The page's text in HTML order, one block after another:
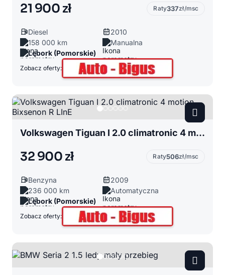
21 900 zł Raty337zł/msc
Diesel
2010
158 000 km
Manualna
Lębork (Pomorskie)
Zobacz oferty:
Volkswagen Tiguan I 2.0 climatronic 4 motion Bixsenon R LInE
32 900 zł Raty506zł/msc
Benzyna
2009
236 000 km
Automatyczna
Lębork (Pomorskie)
Zobacz oferty: